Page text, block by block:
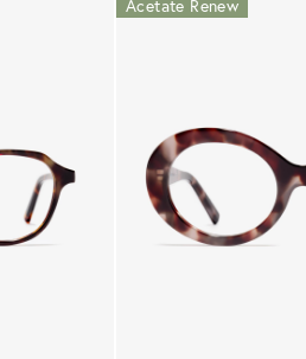
Acetate Renew